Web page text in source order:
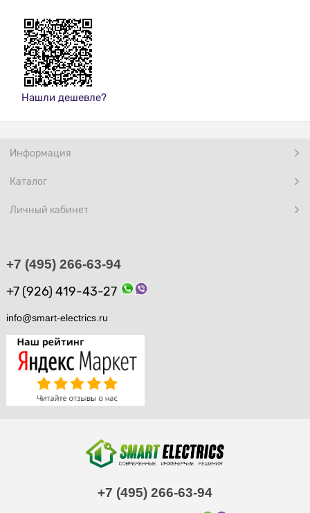
Нашли дешевле?
Информация
Каталог
Личный кабинет
+7 (495) 266-63-94
+7 (926) 419-43-27
info@smart-electrics.ru
+7 (495) 266-63-94